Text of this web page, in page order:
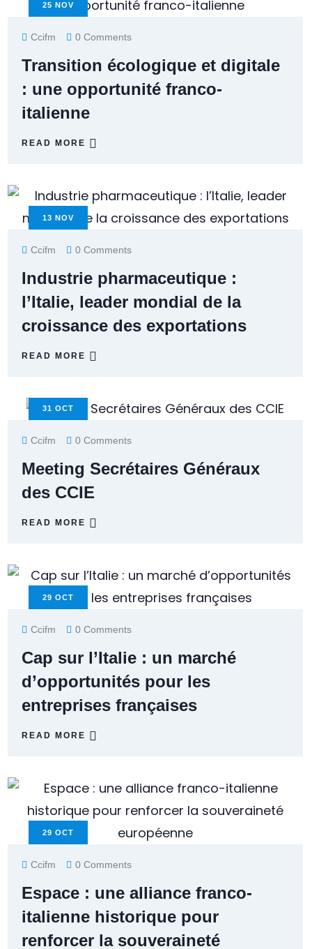
25 NOV
Ccifm 0 Comments
Transition écologique et digitale
: une opportunité franco-
italienne
READ MORE
13 NOV
Ccifm 0 Comments
Industrie pharmaceutique :
l’Italie, leader mondial de la
croissance des exportations
READ MORE
31 OCT
Ccifm 0 Comments
Meeting Secrétaires Généraux
des CCIE
READ MORE
29 OCT
Ccifm 0 Comments
Cap sur l’Italie : un marché
d’opportunités pour les
entreprises françaises
READ MORE
29 OCT
Ccifm 0 Comments
Espace : une alliance franco-
italienne historique pour
renforcer la souveraineté